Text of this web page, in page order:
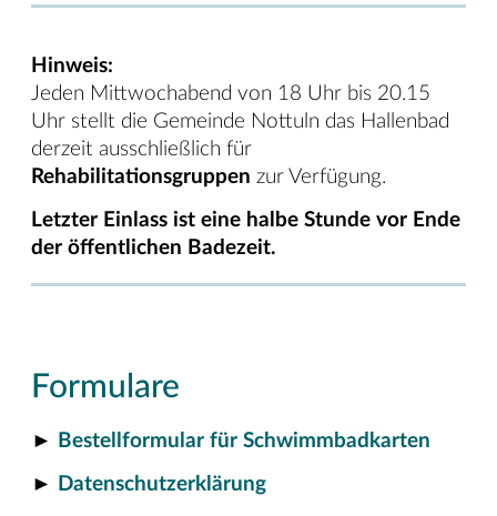
Hinweis:
Jeden Mittwochabend von 18 Uhr bis 20.15
Uhr stellt die Gemeinde Nottuln das Hallenbad
derzeit ausschließlich für
Rehabilitationsgruppen zur Verfügung.
Letzter Einlass ist eine halbe Stunde vor Ende
der öffentlichen Badezeit.
Formulare
► Bestellformular für Schwimmbadkarten
► Datenschutzerklärung